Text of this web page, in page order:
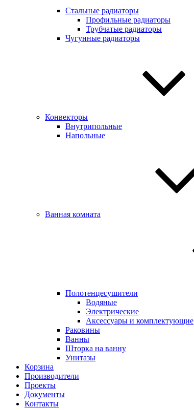
Стальные радиаторы
Профильные радиаторы
Трубчатые радиаторы
Чугунные радиаторы
Конвекторы
Внутрипольные
Напольные
Ванная комната
Полотенцесушители
Водяные
Электрические
Аксессуары и комплектующие
Раковины
Ванны
Шторка на ванну
Унитазы
Корзина
Производители
Проекты
Документы
Контакты